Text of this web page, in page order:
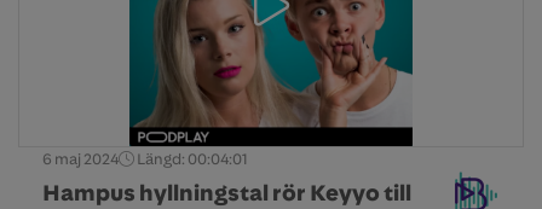
6 maj 2024 Längd: 00:04:01
Hampus hyllningstal rör Keyyo till